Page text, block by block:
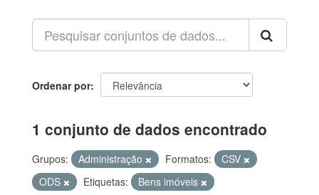
Ordenar por
1 conjunto de dados encontrado
Grupos: Administração Formatos:
CSV
ODS
Etiquetas:
Bens imóveis